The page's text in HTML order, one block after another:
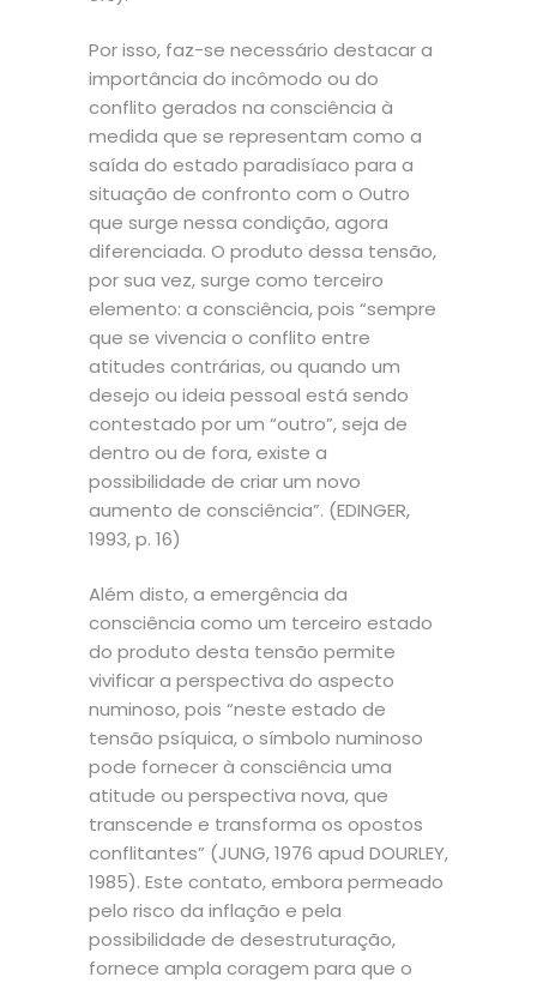
Por isso, faz-se necessário destacar a
importância do incômodo ou do
conflito gerados na consciência à
medida que se representam como a
saída do estado paradisíaco para a
situação de confronto com o Outro
que surge nessa condição, agora
diferenciada. O produto dessa tensão,
por sua vez, surge como terceiro
elemento: a consciência, pois “sempre
que se vivencia o conflito entre
atitudes contrárias, ou quando um
desejo ou ideia pessoal está sendo
contestado por um “outro”, seja de
dentro ou de fora, existe a
possibilidade de criar um novo
aumento de consciência”. (EDINGER,
1993, p. 16)
Além disto, a emergência da
consciência como um terceiro estado
do produto desta tensão permite
vivificar a perspectiva do aspecto
numinoso, pois “neste estado de
tensão psíquica, o símbolo numinoso
pode fornecer à consciência uma
atitude ou perspectiva nova, que
transcende e transforma os opostos
conflitantes” (JUNG, 1976 apud DOURLEY,
1985). Este contato, embora permeado
pelo risco da inflação e pela
possibilidade de desestruturação,
fornece ampla coragem para que o